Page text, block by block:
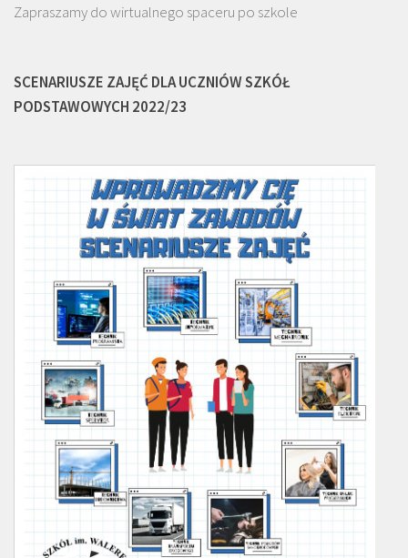
Zapraszamy do wirtualnego spaceru po szkole
SCENARIUSZE ZAJĘĆ DLA UCZNIÓW SZKÓŁ
PODSTAWOWYCH 2022/23